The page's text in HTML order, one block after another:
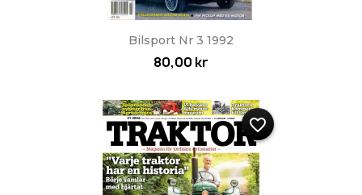
Bilsport Nr 3 1992
80,00 kr
favorite_border